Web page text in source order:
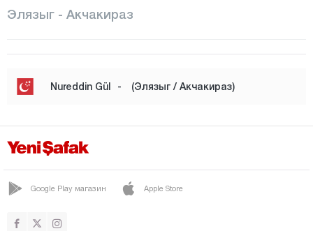
Эримли
КЕБАН
КОВАНДЖИЛАР
Центр
Моллакенди
СИВРИЛДЕ
Элязыг - Акчакираз
Nureddin Gül - (Элязыг / Акчакираз)
Google Play магазин Apple Store